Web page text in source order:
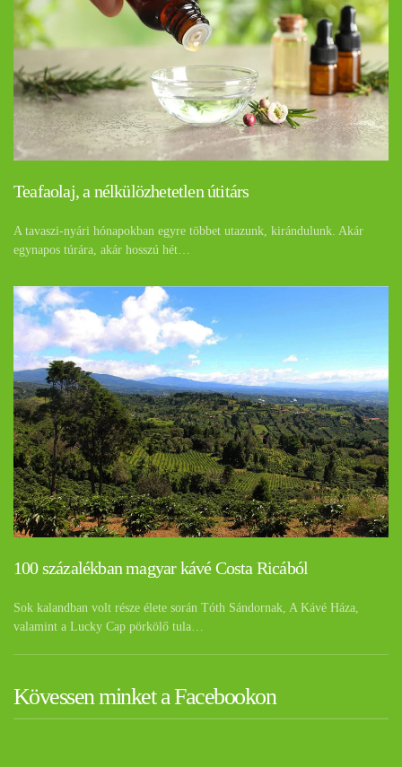
Teafaolaj, a nélkülözhetetlen útitárs
A tavaszi-nyári hónapokban egyre többet utazunk, kirándulunk. Akár
egynapos túrára, akár hosszú hét…
100 százalékban magyar kávé Costa Ricából
Sok kalandban volt része élete során Tóth Sándornak, A Kávé Háza,
valamint a Lucky Cap pörkölő tula…
Kövessen minket a Facebookon